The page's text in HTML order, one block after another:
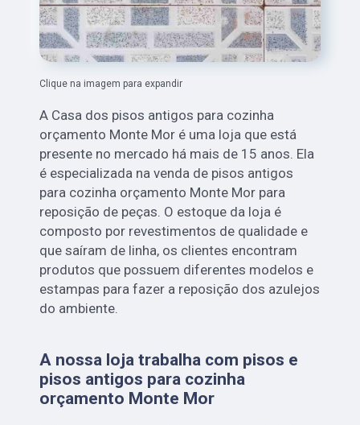
Clique na imagem para expandir
A Casa dos pisos antigos para cozinha
orçamento Monte Mor é uma loja que está
presente no mercado há mais de 15 anos. Ela
é especializada na venda de pisos antigos
para cozinha orçamento Monte Mor para
reposição de peças. O estoque da loja é
composto por revestimentos de qualidade e
que saíram de linha, os clientes encontram
produtos que possuem diferentes modelos e
estampas para fazer a reposição dos azulejos
do ambiente.
A nossa loja trabalha com pisos e
pisos antigos para cozinha
orçamento Monte Mor